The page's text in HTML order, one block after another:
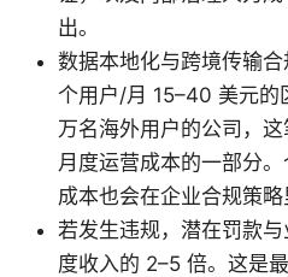
出。
数据本地化与跨境传输
个用户/月 15–40 美元的
万名海外用户的公司，
月度运营成本的一部分
成本也会在企业合规策略
若发生违规，潜在罚款
度收入的 2–5 倍。这是